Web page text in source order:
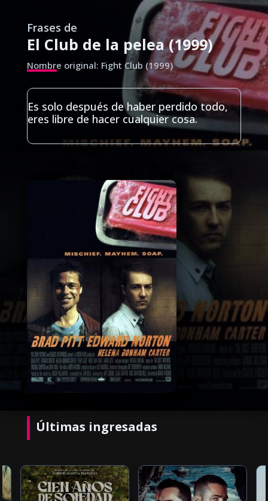
Frases de
El Club de la pelea (1999)
Nombre original: Fight Club (1999)
Es solo después de haber perdido todo,
eres libre de hacer cualquier cosa.
Últimas ingresadas